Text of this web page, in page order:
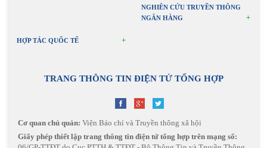
NGHIÊN CỨU TRUYỀN THÔNG
NGÂN HÀNG
HỢP TÁC QUỐC TẾ
TRANG THÔNG TIN ĐIỆN TỬ TỔNG HỢP
Cơ quan chủ quản: Viện Báo chí và Truyền thông xã hội
Giấy phép thiết lập trang thông tin điện tử tổng hợp trên mạng số: